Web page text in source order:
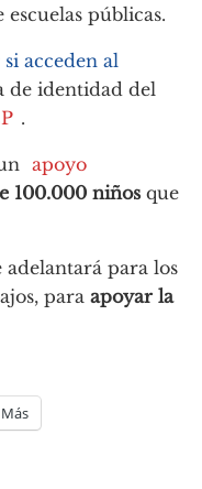
públicas.
acceden al
de identidad del
.
apoyo
100.000 niñosque
para los
para apoyar la
Más